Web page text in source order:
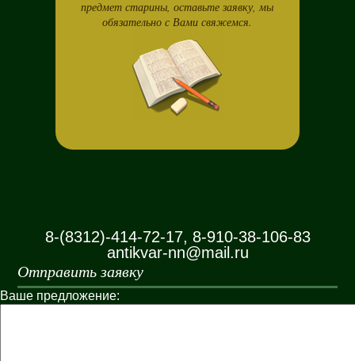
предмет старины, оставьте заявку, мы
обязательно с Вами свяжемся.
8-(8312)-414-72-17, 8-910-38-106-83
antikvar-nn@mail.ru
Отправить заявку
Ваше предложение: